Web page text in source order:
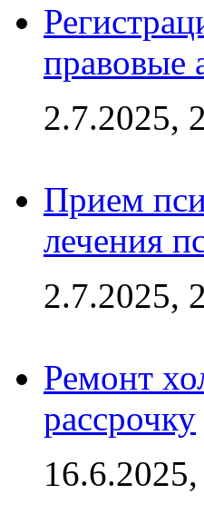
правовые
2.7.2025,
Прием
лечения
2.7.2025,
Ремонт
рассрочку